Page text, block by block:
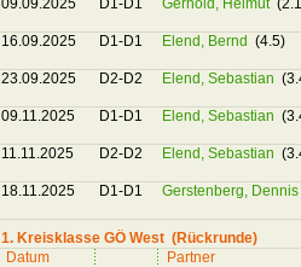
09.09.2025
D1-D1 Gerhold, Helmut
16.09.2025 D1-D1 Elend, Bernd (4.5)
23.09.2025 D2-D2 Elend, Sebastian
09.11.2025 D1-D1 Elend, Sebastian
11.11.2025 D2-D2 Elend, Sebastian
18.11.2025 D1-D1 Gerstenberg, Dennis
1. Kreisklasse GÖ West (Rückrunde)
Datum
Partner